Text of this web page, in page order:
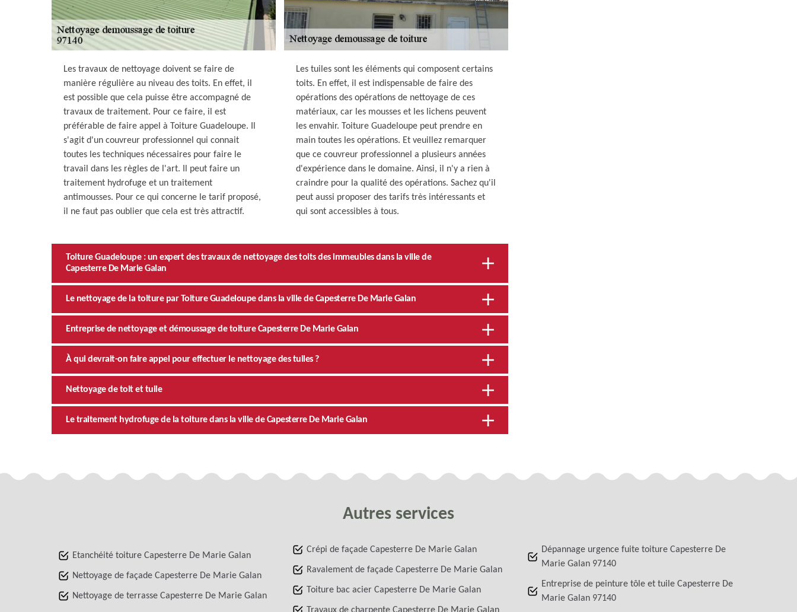
Les travaux de nettoyage doivent se faire de
manière régulière au niveau des toits. En effet, il
est possible que cela puisse être accompagné de
travaux de traitement. Pour ce faire, il est
préférable de faire appel à Toiture Guadeloupe. Il
s'agit d'un couvreur professionnel qui connait
toutes les techniques nécessaires pour faire le
travail dans les règles de l'art. Il peut faire un
traitement hydrofuge et un traitement
antimousses. Pour ce qui concerne le tarif proposé,
il ne faut pas oublier que cela est très attractif.
Les tuiles sont les éléments qui composent certains
toits. En effet, il est indispensable de faire des
opérations des opérations de nettoyage de ces
matériaux, car les mousses et les lichens peuvent
les envahir. Toiture Guadeloupe peut prendre en
main toutes les opérations. Et veuillez remarquer
que ce couvreur professionnel a plusieurs années
d'expérience dans le domaine. Ainsi, il n'y a rien à
craindre pour la qualité des opérations. Sachez qu'il
peut aussi proposer des tarifs très intéressants et
qui sont accessibles à tous.
Toiture Guadeloupe : un expert des travaux de nettoyage des toits des immeubles dans la ville de
Capesterre De Marie Galan
Le nettoyage de la toiture par Toiture Guadeloupe dans la ville de Capesterre De Marie Galan
Entreprise de nettoyage et démoussage de toiture Capesterre De Marie Galan
À qui devrait-on faire appel pour effectuer le nettoyage des tuiles ?
Nettoyage de toit et tuile
Le traitement hydrofuge de la toiture dans la ville de Capesterre De Marie Galan
Autres services
Etanchéité toiture Capesterre De Marie Galan
Nettoyage de façade Capesterre De Marie Galan
Nettoyage de terrasse Capesterre De Marie Galan
Crépi de façade Capesterre De Marie Galan
Ravalement de façade Capesterre De Marie Galan
Toiture bac acier Capesterre De Marie Galan
Dépannage urgence fuite toiture Capesterre De
Marie Galan 97140
Entreprise de peinture tôle et tuile Capesterre De
Marie Galan 97140